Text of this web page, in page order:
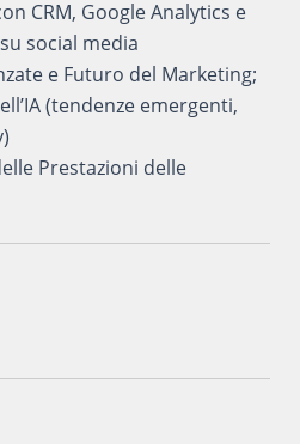
CRM, Google Analytics e
social media
e Futuro del Marketing;
(tendenze emergenti,
Prestazioni delle